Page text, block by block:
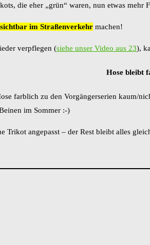
die eher „grün“ waren, nun etwas mehr
sichtbar im Straßenverkehr machen!
verpflegen (siehe unser Video aus 23),
Hose bleibt
farblich zu den Vorgängerserien kaum/
im Sommer :-)
Trikot angepasst – der Rest bleibt alles